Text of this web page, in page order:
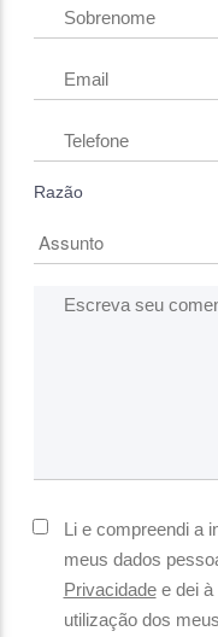
Sobrenome
Email
Telefone
Razão
Escreva seu
Li e compreendi a
meus dados
Privacidadee dei à
utilização dos